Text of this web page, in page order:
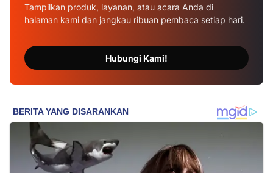
Tampilkan produk, layanan, atau acara Anda di
halaman kami dan jangkau ribuan pembaca setiap hari.
Hubungi Kami!